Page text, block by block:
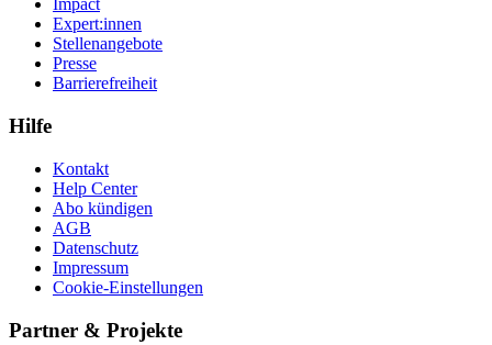
Impact
Expert:innen
Stellenangebote
Presse
Barrierefreiheit
Hilfe
Kontakt
Help Center
Abo kündigen
AGB
Datenschutz
Impressum
Cookie-Einstellungen
Partner & Projekte